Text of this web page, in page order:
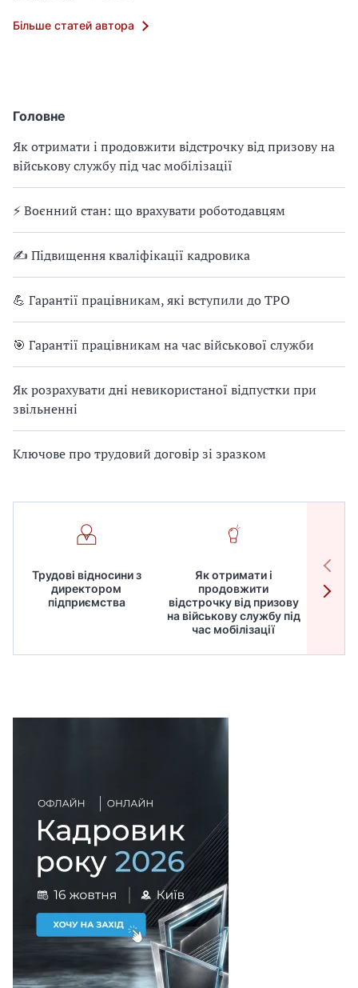
Головне
Як отримати і продовжити відстрочку від призову на
військову службу під час мобілізації
⚡ Воєнний стан: що врахувати роботодавцям
✍ Підвищення кваліфікації кадровика
💪 Гарантії працівникам, які вступили до ТРО
🎯 Гарантії працівникам на час військової служби
Як розрахувати дні невикористаної відпустки при
звільненні
Ключове про трудовий договір зі зразком
Трудові відносини з
директором
підприємства
Як отримати і
продовжити
відстрочку від призову
на військову службу під
час мобілізації
Більше статей автора